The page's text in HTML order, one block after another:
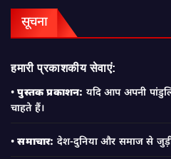
सूचना
हमारी प्रकाशकीय सेवाएं:
•पुस्तक प्रकाशन: यदि आप अपनी
चाहते हैं।
•समाचार: देश-दुनिया और समाज से